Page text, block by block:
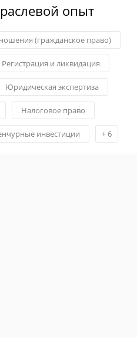
опыт
(гражданское право)
Регистрация и ликвидация
Юридическая экспертиза
Налоговое право
инвестиции +6